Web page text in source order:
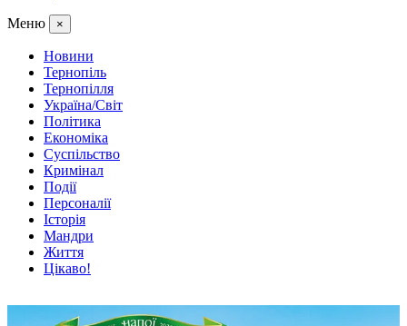
Меню ×
Новини
Тернопіль
Тернопілля
Україна/Світ
Політика
Економіка
Суспільство
Кримінал
Події
Персоналії
Історія
Мандри
Життя
Цікаво!